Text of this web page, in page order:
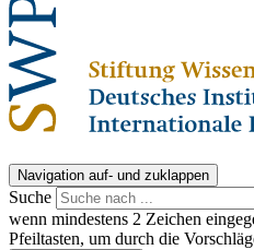
Navigation auf- und zuklappen
Suche
wenn mindestens 2 Zeichen
Pfeiltasten, um durch die